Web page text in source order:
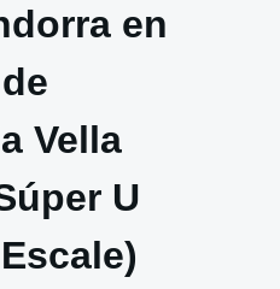
en
Vella
U